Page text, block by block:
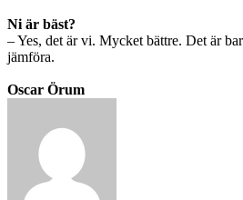
Ni är bäst?
– Yes, det är vi. Mycket bättre. Det är
jämföra.
Oscar Örum